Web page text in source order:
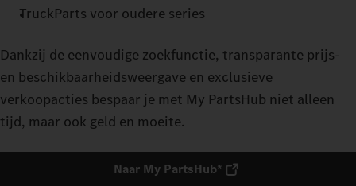
TruckParts voor oudere series
Dankzij de eenvoudige zoekfunctie, transparante prijs-
en beschikbaarheidsweergave en exclusieve
verkoopacties bespaar je met My PartsHub niet alleen
tijd, maar ook geld en moeite.
Naar My PartsHub*